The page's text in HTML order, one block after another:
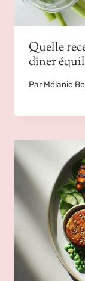
Quelle
dîner
Par Mélanie